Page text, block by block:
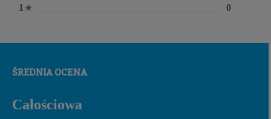
1 ★ 0
ŚREDNIA OCENA
Całościowa
0,0 out of 5 stars